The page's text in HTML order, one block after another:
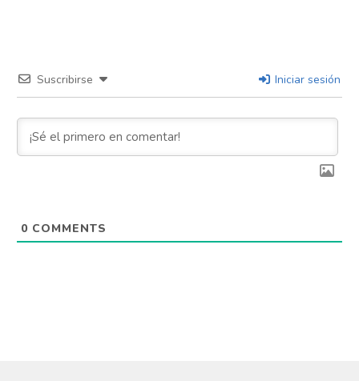
Suscribirse Iniciar sesión
0 COMMENTS
Whatsapp
Email